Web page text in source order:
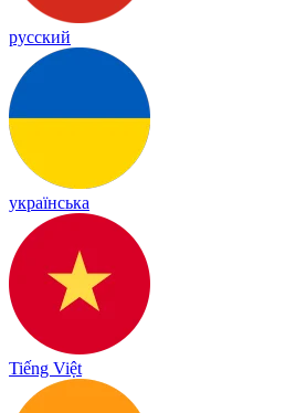
русский
українська
Tiếng Việt